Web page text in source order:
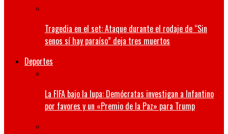
Tragedia en el set: Ataque durante el rodaje de “Sin
senos sí hay paraíso” deja tres muertos
Deportes
La FIFA bajo la lupa: Demócratas investigan a Infantino
por favores y un «Premio de la Paz» para Trump